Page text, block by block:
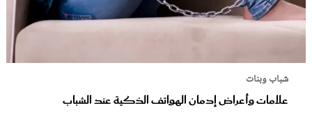
شباب وبنات
علامات وأعراض إدمان الهواتف الذكية عند الشباب